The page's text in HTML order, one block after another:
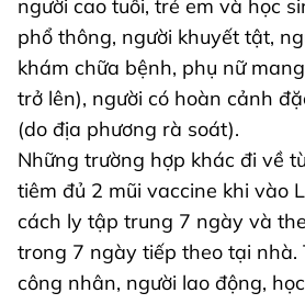
người cao tuổi, trẻ em và học
phổ thông, người khuyết tật,
khám chữa bệnh, phụ nữ
trở lên), người có hoàn cảnh
(do địa phương rà soát).
Những trường hợp khác đi về
tiêm đủ 2 mũi vaccine khi vào
cách ly tập trung 7 ngày và
trong 7 ngày tiếp theo tại nhà.
công nhân, người lao động,